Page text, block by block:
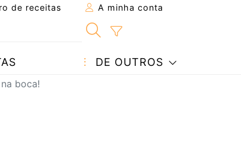
de receitas A minha conta
DE OUTROS
boca!